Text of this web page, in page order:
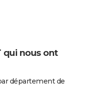
qui nous ont
département de